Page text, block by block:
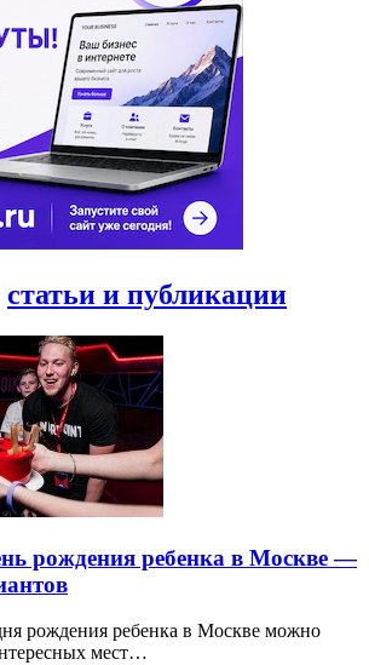
статьи и публикации
рождения ребенка в Москве —
рождения ребенка в Москве можно
мест…